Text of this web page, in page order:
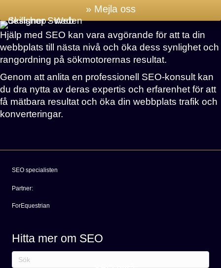
» Mejla oss
Hjälp med SEO kan vara avgörande för att ta din
webbplats till nästa nivå och öka dess synlighet och
rangordning på sökmotorernas resultat.
Genom att anlita en professionell SEO-konsult kan
du dra nytta av deras expertis och erfarenhet för att
få mätbara resultat och öka din webbplats trafik och
konverteringar.
SEO specialisten
Partner:
ForEquestrian
Hitta mer om SEO